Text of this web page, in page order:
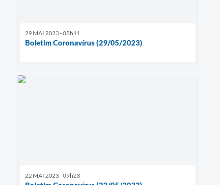
29 MAI 2023 - 08h11
Boletim Coronavírus (29/05/2023)
22 MAI 2023 - 09h23